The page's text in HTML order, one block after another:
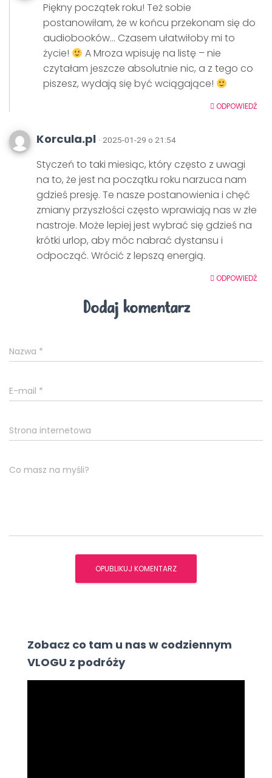
Piękny początek roku! Też sobie
postanowiłam, że w końcu przekonam się do
audiobooków… Czasem ułatwiłoby mi to
życie!
A Mroza wpisuję na listę – nie
czytałam jeszcze absolutnie nic, a z tego co
piszesz, wydają się być wciągające!
ODPOWIEDŹ
Korcula.pl · 2025-01-29 o 21:54
Styczeń to taki miesiąc, który często z uwagi
na to, że jest na początku roku narzuca nam
gdzieś presję. Te nasze postanowienia i chęć
zmiany przyszłości często wprawiają nas w złe
nastroje. Może lepiej jest wybrać się gdzieś na
krótki urlop, aby móc nabrać dystansu i
odpocząć. Wrócić z lepszą energią.
ODPOWIEDŹ
Dodaj komentarz
Nazwa *
E-mail *
Strona internetowa
Co masz na myśli?
Zobacz co tam u nas w codziennym
VLOGU z podróży